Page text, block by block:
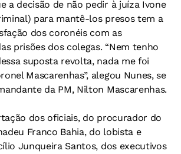
a decisão de não pedir à juíza Ivone
para mantê-los presos tem a
dos coronéis com as
prisões dos colegas. “Nem tenho
suposta revolta, nada me foi
Mascarenhas”, alegou Nunes, se
da PM, Nilton Mascarenhas.
dos oficiais, do procurador do
Franco Bahia, do lobista e
Junqueira Santos, dos executivos